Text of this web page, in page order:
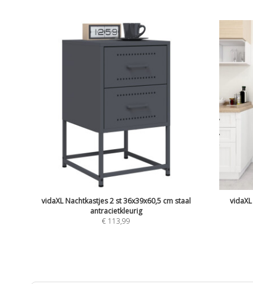
vidaXL Nachtkastjes 2 st 36x39x60,5 cm staal
antracietkleurig
€ 113,99